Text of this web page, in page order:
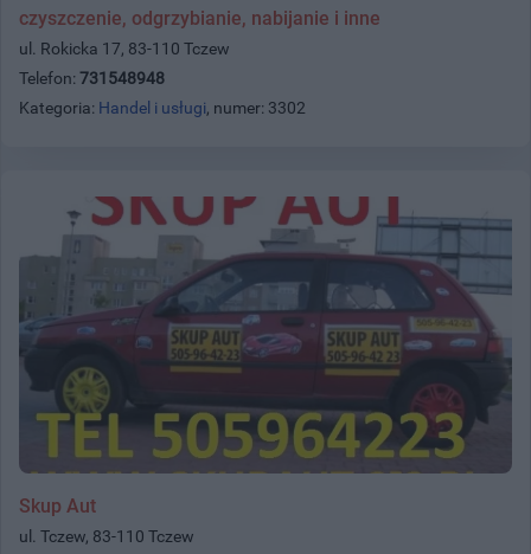
czyszczenie, odgrzybianie, nabijanie i inne
ul. Rokicka 17, 83-110 Tczew
Telefon: 731548948
Kategoria: Handel i usługi, numer: 3302
Skup Aut
ul. Tczew, 83-110 Tczew